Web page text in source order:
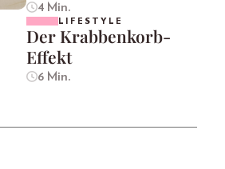
4 Min.
LIFESTYLE
Der Krabbenkorb-
Effekt
6 Min.